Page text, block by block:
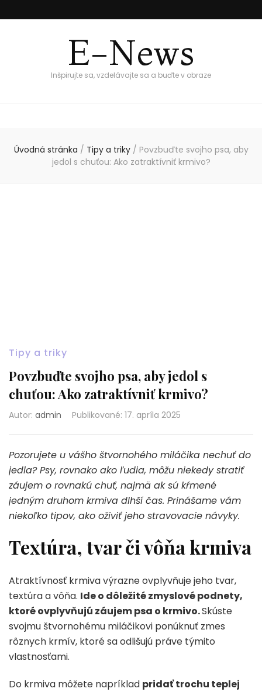
E-News
Inšpirujte sa, vzdelávajte sa a buďte v obraze
Úvodná stránka / Tipy a triky / Povzbuďte svojho psa, aby
jedol s chuťou: Ako zatraktívniť krmivo?
Tipy a triky
Povzbuďte svojho psa, aby jedol s
chuťou: Ako zatraktívniť krmivo?
Autor: admin Publikované: 17. apríla 2025
Pozorujete u vášho štvornohého miláčika nechuť do
jedla? Psy, rovnako ako ľudia, môžu niekedy stratiť
záujem o rovnakú chuť, najmä ak sú kŕmené
jedným druhom krmiva dlhší čas. Prinášame vám
niekoľko tipov, ako oživiť jeho stravovacie návyky.
Textúra, tvar či vôňa krmiva
Atraktívnosť krmiva výrazne ovplyvňuje jeho tvar,
textúra a vôňa. Ide o dôležité zmyslové podnety,
ktoré ovplyvňujú záujem psa o krmivo.Skúste
svojmu štvornohému miláčikovi ponúknuť zmes
rôznych krmív, ktoré sa odlišujú práve týmito
vlastnosťami.
Do krmiva môžete napríklad pridať trochu teplej